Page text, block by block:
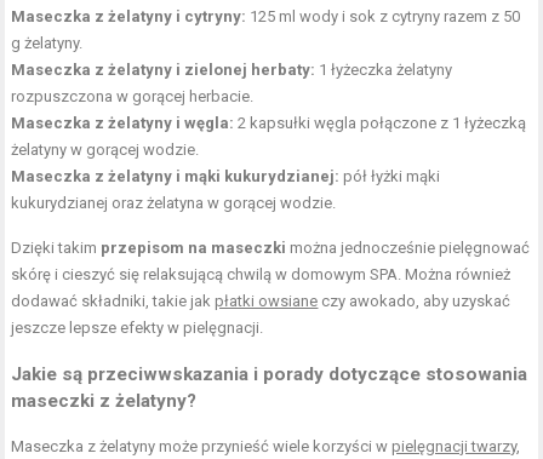
Maseczka z żelatyny i cytryny: 125 ml wody i sok z cytryny razem z 50
g żelatyny.
Maseczka z żelatyny i zielonej herbaty: 1 łyżeczka żelatyny
rozpuszczona w gorącej herbacie.
Maseczka z żelatyny i węgla: 2 kapsułki węgla połączone z 1 łyżeczką
żelatyny w gorącej wodzie.
Maseczka z żelatyny i mąki kukurydzianej: pół łyżki mąki
kukurydzianej oraz żelatyna w gorącej wodzie.
Dzięki takim przepisom na maseczki można jednocześnie pielęgnować
skórę i cieszyć się relaksującą chwilą w domowym SPA. Można również
dodawać składniki, takie jak płatki owsiane czy awokado, aby uzyskać
jeszcze lepsze efekty w pielęgnacji.
Jakie są przeciwwskazania i porady dotyczące stosowania
maseczki z żelatyny?
Maseczka z żelatyny może przynieść wiele korzyści w pielęgnacji twarzy,